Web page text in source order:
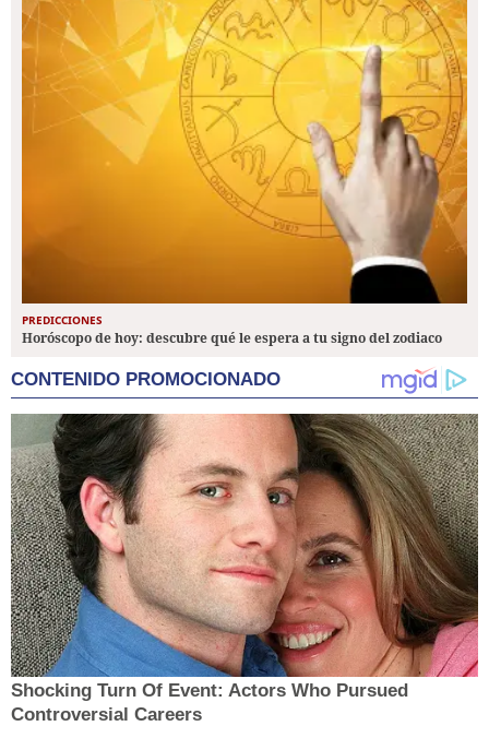
PREDICCIONES
Horóscopo de hoy: descubre qué le espera a tu signo del zodiaco
CONTENIDO PROMOCIONADO
Shocking Turn Of Event: Actors Who Pursued
Controversial Careers